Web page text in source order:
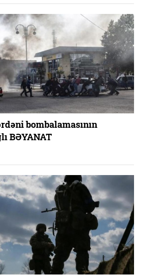
bombalamasının
BƏYANAT